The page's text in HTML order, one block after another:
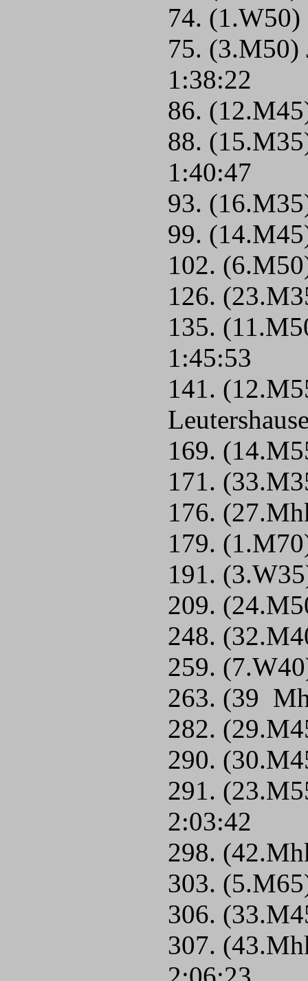
74.
75. (3.M50)
1:38:22
86.
88.
1:40:47
93.
99.
102.
126.
135.
1:45:53
141.
169.
171.
176.
179.
191.
209.
248.
259.
263. (39
282.
290.
291.
2:03:42
298.
303.
306.
307.